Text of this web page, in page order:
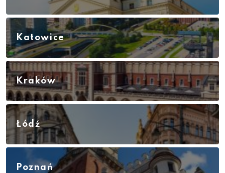
Katowice
Kraków
Łódź
Poznań